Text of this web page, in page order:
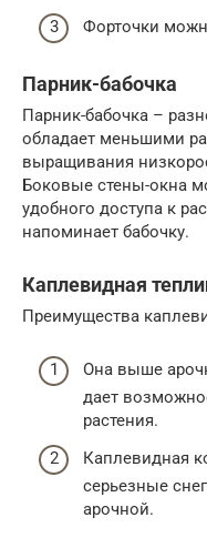
Форточки
Парник-бабочка
Парник-бабочка –
обладает меньшими
выращивания
Боковые стены-окна
удобного доступа к
напоминает бабочку.
Каплевидная
Преимущества
Она выше
дает
растения.
Каплевидная
серьезные
арочной.